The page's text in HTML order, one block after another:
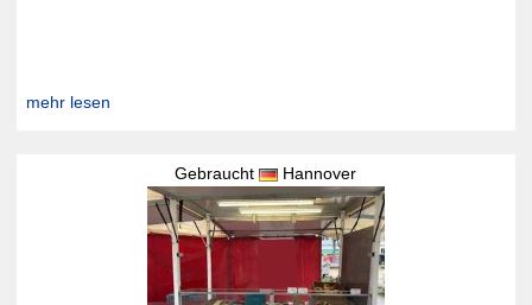
mehr lesen
Gebraucht Hannover